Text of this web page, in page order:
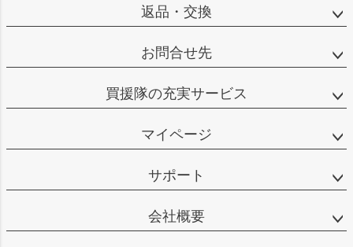
返品・交換
お問合せ先
買援隊の充実サービス
マイページ
サポート
会社概要